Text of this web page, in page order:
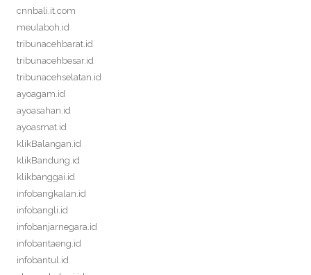
cnnbali.it.com
meulaboh.id
tribunacehbarat.id
tribunacehbesar.id
tribunacehselatan.id
ayoagam.id
ayoasahan.id
ayoasmat.id
klikBalangan.id
klikBandung.id
klikbanggai.id
infobangkalan.id
infobangli.id
infobanjarnegara.id
infobantaeng.id
infobantul.id